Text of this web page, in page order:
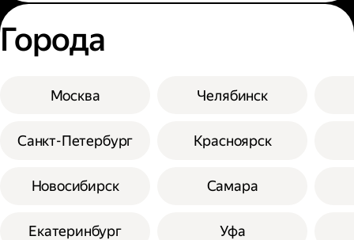
Города
Москва
Санкт-Петербург
Новосибирск
Екатеринбург
Челябинск
Красноярск
Самара
Уфа